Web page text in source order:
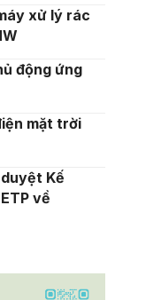
xử lý rác
động ứng
mặt trời
Kế
về